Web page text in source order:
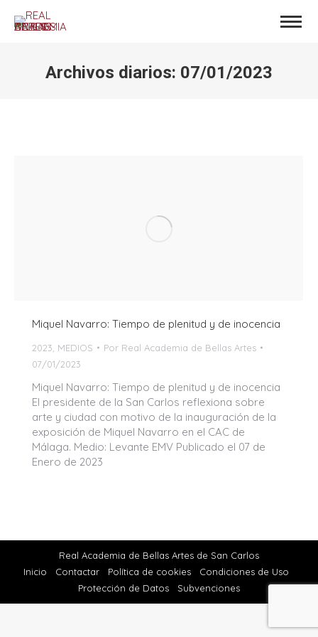
Archivos diarios: 07/01/2023
Miquel Navarro: Tiempo de plenitud y de inocencia
2023 MEDIOS Por Real Academia de Bellas Artes
07/01/2023
Miquel Navarro: Tiempo de plenitud y de inocencia
El presidente de la San Carlos reflexiona sobre
arte y ciudad con motivo de la inauguración de la
exposición de Miquel Navarro en el CAC de
Málaga. Medio: Levante EMV Publicado el 07 de
Enero de 2023
Real Academia de Bellas Artes de San Carlos
Inicio
Contactar Política de cookies
Condiciones de Uso
Protección de Datos
Subvenciones